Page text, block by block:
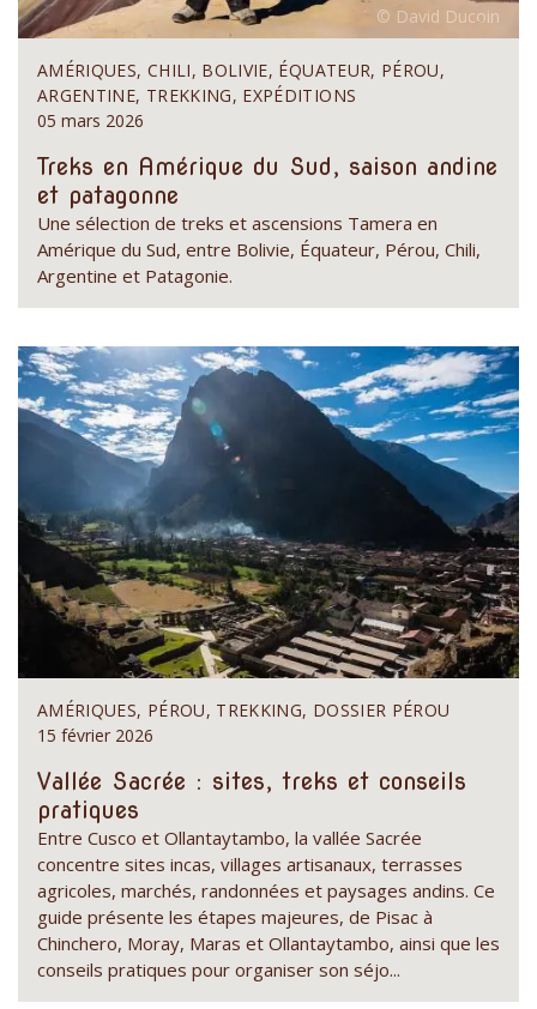
AMÉRIQUES, CHILI, BOLIVIE, ÉQUATEUR, PÉROU,
ARGENTINE, TREKKING, EXPÉDITIONS
05 mars 2026
Treks en Amérique du Sud, saison andine
et patagonne
Une sélection de treks et ascensions Tamera en
Amérique du Sud, entre Bolivie, Équateur, Pérou, Chili,
Argentine et Patagonie.
AMÉRIQUES, PÉROU, TREKKING, DOSSIER PÉROU
15 février 2026
Vallée Sacrée : sites, treks et conseils
pratiques
Entre Cusco et Ollantaytambo, la vallée Sacrée
concentre sites incas, villages artisanaux, terrasses
agricoles, marchés, randonnées et paysages andins. Ce
guide présente les étapes majeures, de Pisac à
Chinchero, Moray, Maras et Ollantaytambo, ainsi que les
conseils pratiques pour organiser son séjo...